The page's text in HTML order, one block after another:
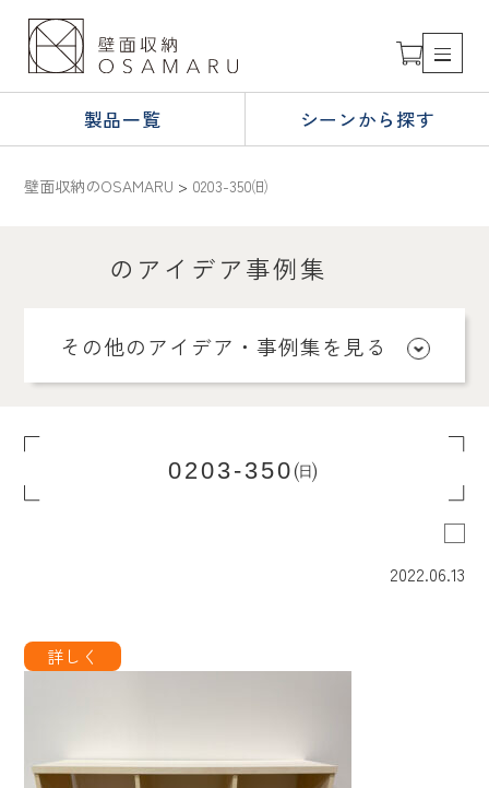
製品一覧 シーンから探す
壁面収納のOSAMARU > 0203-350㈰
のアイデア事例集
その他のアイデア・事例集を見る
0203-350㈰
2022.06.13